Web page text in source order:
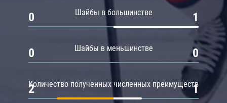
Шайбы в большинстве
0 1
Шайбы в меньшинстве
0 0
Количество полученных численных преимуществ
2 1